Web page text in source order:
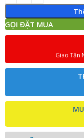
GỌI ĐẶT MUA
Giao Tận